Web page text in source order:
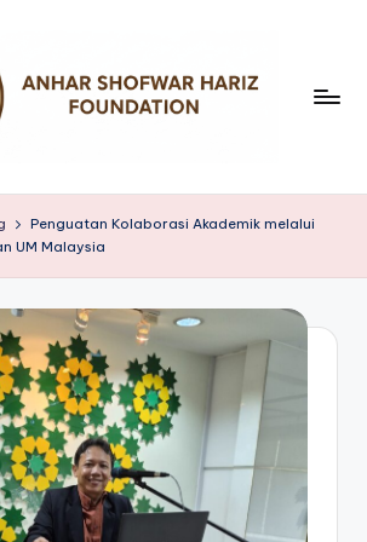
Penguatan Kolaborasi Akademik melalui
UM Malaysia